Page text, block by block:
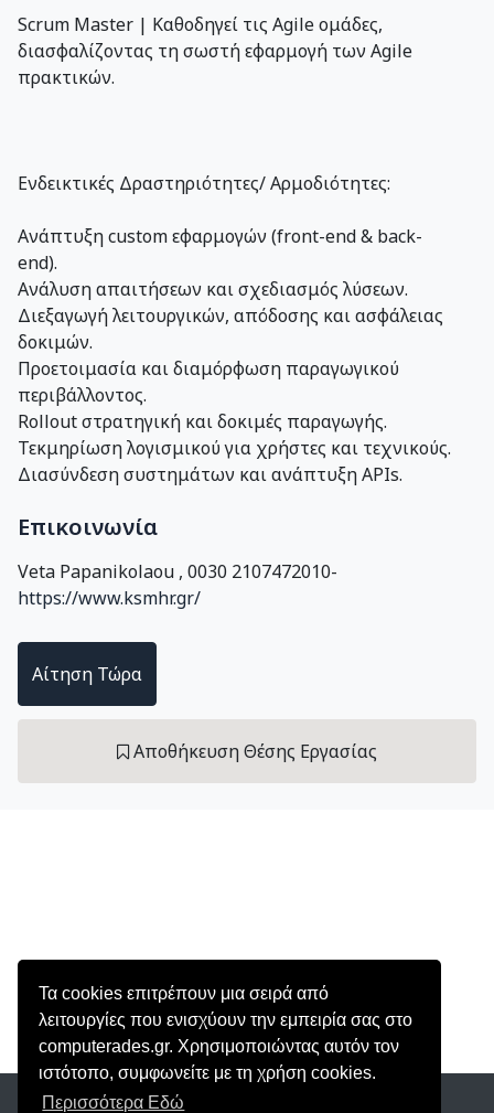
Τα cookies επιτρέπουν μια σειρά από
λειτουργίες που ενισχύουν την εμπειρία σας στο
computerades.gr. Χρησιμοποιώντας αυτόν τον
ιστότοπο, συμφωνείτε με τη χρήση cookies.
Περισσότερα Εδώ
Scrum Master | Καθοδηγεί τις Agile ομάδες,
διασφαλίζοντας τη σωστή εφαρμογή των Agile
πρακτικών.
Ενδεικτικές Δραστηριότητες/ Αρμοδιότητες:
Ανάπτυξη custom εφαρμογών (front-end & back-
end).
Ανάλυση απαιτήσεων και σχεδιασμός λύσεων.
Διεξαγωγή λειτουργικών, απόδοσης και ασφάλειας
δοκιμών.
Προετοιμασία και διαμόρφωση παραγωγικού
περιβάλλοντος.
Rollout στρατηγική και δοκιμές παραγωγής.
Τεκμηρίωση λογισμικού για χρήστες και τεχνικούς.
Διασύνδεση συστημάτων και ανάπτυξη APIs.
Eπικοινωνία
Veta Papanikolaou , 0030 2107472010-
https://www.ksmhr.gr/
Αίτηση Τώρα
Αποθήκευση Θέσης Εργασίας